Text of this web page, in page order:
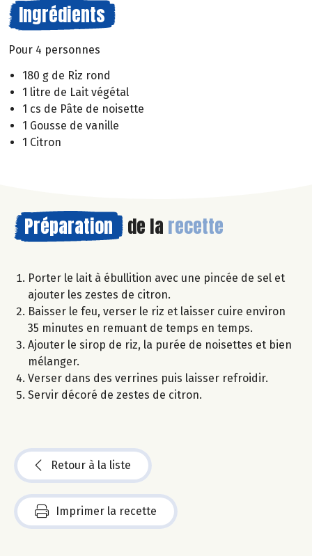
Ingrédients
Pour 4 personnes
180 g de Riz rond
1 litre de Lait végétal
1 cs de Pâte de noisette
1 Gousse de vanille
1 Citron
Préparation de la recette
Porter le lait à ébullition avec une pincée de sel et
ajouter les zestes de citron.
Baisser le feu, verser le riz et laisser cuire environ
35 minutes en remuant de temps en temps.
Ajouter le sirop de riz, la purée de noisettes et bien
mélanger.
Verser dans des verrines puis laisser refroidir.
Servir décoré de zestes de citron.
Retour à la liste
Imprimer la recette